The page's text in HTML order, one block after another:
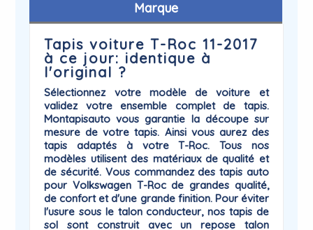
Marque
Tapis voiture T-Roc 11-2017
à ce jour: identique à
l'original ?
Sélectionnez votre modèle de voiture et
validez votre ensemble complet de tapis.
Montapisauto vous garantie la découpe sur
mesure de votre tapis. Ainsi vous aurez des
tapis adaptés à votreT-Roc. Tous nos
modèles utilisent des matériaux de qualité et
de sécurité. Vous commandez des tapis auto
pour Volkswagen T-Roc de grandes qualité,
de confort et d'une grande finition. Pour éviter
l'usure sous le talon conducteur, nos tapis de
sol sont construit avec un repose talon